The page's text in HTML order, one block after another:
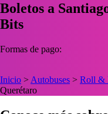
Boletos a
Bits
Formas de pago:
Inicio > Autobuses > Roll &
Querétaro